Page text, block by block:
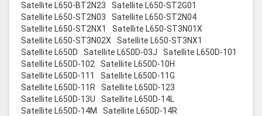
Satellite L650-BT2N23
Satellite L650-ST2G01
Satellite L650-ST2N03
Satellite L650-ST2N04
Satellite L650-ST2NX1
Satellite L650-ST3N01X
Satellite L650-ST3N02X
Satellite L650-ST3NX1
Satellite L650D
Satellite L650D-03J
Satellite L650D-101
Satellite L650D-102
Satellite L650D-10H
Satellite L650D-111
Satellite L650D-11G
Satellite L650D-11R
Satellite L650D-123
Satellite L650D-13U
Satellite L650D-14L
Satellite L650D-14M
Satellite L650D-14R